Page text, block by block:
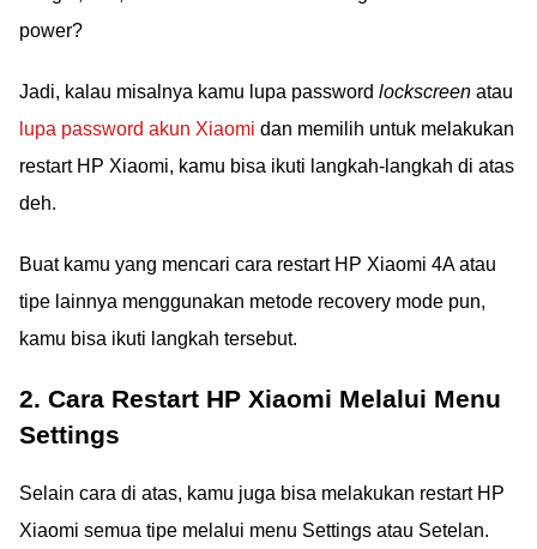
power?
Jadi, kalau misalnya kamu lupa password lockscreen atau
lupa password akun Xiaomi dan memilih untuk melakukan
restart HP Xiaomi, kamu bisa ikuti langkah-langkah di atas
deh.
Buat kamu yang mencari cara restart HP Xiaomi 4A atau
tipe lainnya menggunakan metode recovery mode pun,
kamu bisa ikuti langkah tersebut.
2. Cara Restart HP Xiaomi Melalui Menu
Settings
Selain cara di atas, kamu juga bisa melakukan restart HP
Xiaomi semua tipe melalui menu Settings atau Setelan.